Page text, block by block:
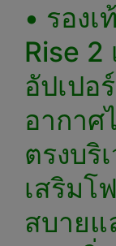
• รอง
Rise 2
อัปเปอ
อากาศ
ตรงบริ
เสริมโ
สบาย